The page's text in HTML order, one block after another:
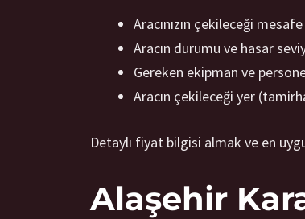
Aracınızın çekileceği mesafe
Aracın durumu ve hasar
Gereken ekipman ve
Aracın çekileceği yer
Detaylı fiyat bilgisi almak ve en
Alaşehir